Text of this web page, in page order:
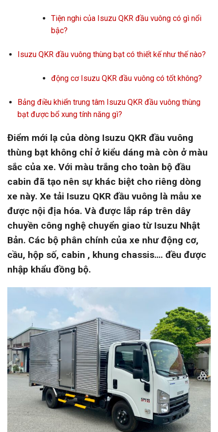
Tiện nghi của Isuzu QKR đầu vuông có gì nổi
bậc?
Isuzu QKR đầu vuông thùng bạt có thiết kế như thế nào?
động cơ Isuzu QKR đầu vuông có tốt không?
Bảng điều khiển trung tâm Isuzu QKR đầu vuông thùng
bạt được bổ xung tính năng gì?
Điểm mới lạ của dòng Isuzu QKR đầu vuông
thùng bạt không chỉ ở kiểu dáng mà còn ở màu
sắc của xe. Với màu trắng cho toàn bộ đầu
cabin đã tạo nên sự khác biệt cho riêng dòng
xe này. Xe tải Isuzu QKR đầu vuông là mẫu xe
được nội địa hóa. Và được lắp ráp trên dây
chuyền công nghệ chuyển giao từ Isuzu Nhật
Bản. Các bộ phân chính của xe như động cơ,
cầu, hộp số, cabin , khung chassis…. đều được
nhập khẩu đồng bộ.